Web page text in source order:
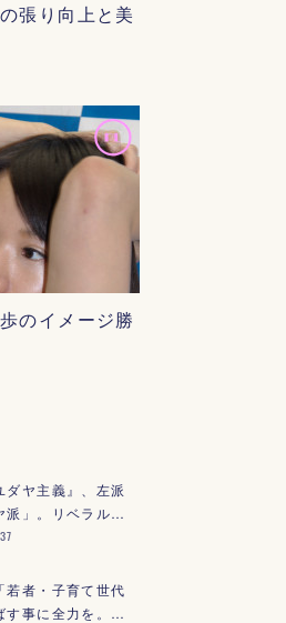
張り向上と美
のイメージ勝
ダヤ主義』、左派
派」。リベラル…
若者・子育て世代
す事に全力を。…